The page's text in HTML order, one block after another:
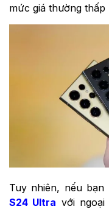
mức giá thường
Tuy nhiên, nếu
S24 Ultra với